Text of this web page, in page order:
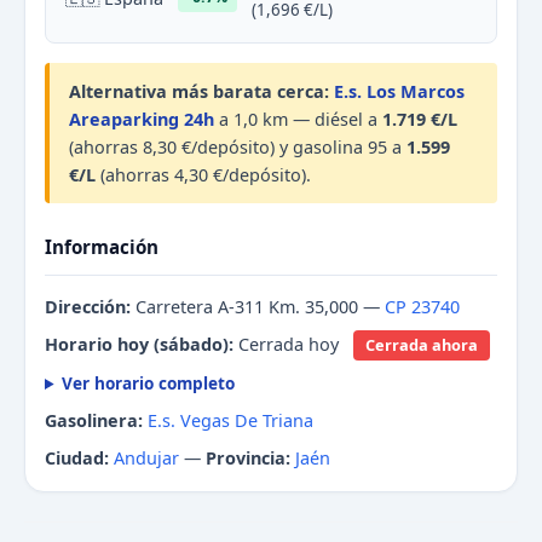
(1,696 €/L)
Alternativa más barata cerca: E.s. Los Marcos
Areaparking 24h a 1,0 km — diésel a 1.719 €/L
(ahorras 8,30 €/depósito) y gasolina 95 a 1.599
€/L (ahorras 4,30 €/depósito).
Información
Dirección: Carretera A-311 Km. 35,000 — CP 23740
Horario hoy (sábado): Cerrada hoy Cerrada ahora
Ver horario completo
Gasolinera: E.s. Vegas De Triana
Ciudad: Andujar — Provincia: Jaén